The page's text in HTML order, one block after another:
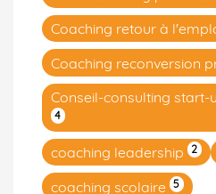
Coaching retour à
Coaching reconversion
Conseil-consulting start-
4
coaching leadership 2
coaching scolaire 5